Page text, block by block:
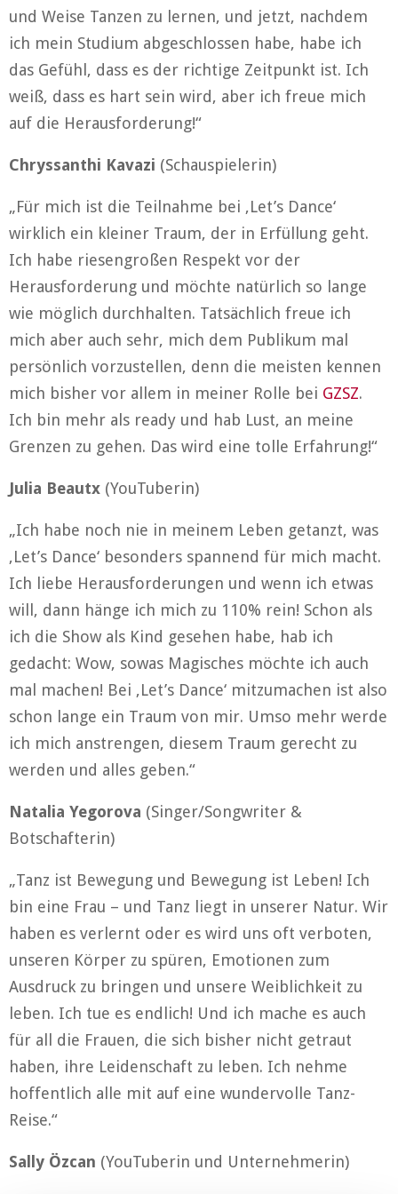
und Weise Tanzen zu lernen, und jetzt, nachdem
ich mein Studium abgeschlossen habe, habe ich
das Gefühl, dass es der richtige Zeitpunkt ist. Ich
weiß, dass es hart sein wird, aber ich freue mich
auf die Herausforderung!“
Chryssanthi Kavazi (Schauspielerin)
„Für mich ist die Teilnahme bei ‚Let’s Dance‘
wirklich ein kleiner Traum, der in Erfüllung geht.
Ich habe riesengroßen Respekt vor der
Herausforderung und möchte natürlich so lange
wie möglich durchhalten. Tatsächlich freue ich
mich aber auch sehr, mich dem Publikum mal
persönlich vorzustellen, denn die meisten kennen
mich bisher vor allem in meiner Rolle bei GZSZ.
Ich bin mehr als ready und hab Lust, an meine
Grenzen zu gehen. Das wird eine tolle Erfahrung!“
Julia Beautx (YouTuberin)
„Ich habe noch nie in meinem Leben getanzt, was
‚Let’s Dance‘ besonders spannend für mich macht.
Ich liebe Herausforderungen und wenn ich etwas
will, dann hänge ich mich zu 110% rein! Schon als
ich die Show als Kind gesehen habe, hab ich
gedacht: Wow, sowas Magisches möchte ich auch
mal machen! Bei ‚Let’s Dance‘ mitzumachen ist also
schon lange ein Traum von mir. Umso mehr werde
ich mich anstrengen, diesem Traum gerecht zu
werden und alles geben.“
Natalia Yegorova (Singer/Songwriter &
Botschafterin)
„Tanz ist Bewegung und Bewegung ist Leben! Ich
bin eine Frau – und Tanz liegt in unserer Natur. Wir
haben es verlernt oder es wird uns oft verboten,
unseren Körper zu spüren, Emotionen zum
Ausdruck zu bringen und unsere Weiblichkeit zu
leben. Ich tue es endlich! Und ich mache es auch
für all die Frauen, die sich bisher nicht getraut
haben, ihre Leidenschaft zu leben. Ich nehme
hoffentlich alle mit auf eine wundervolle Tanz-
Reise.“
Sally Özcan (YouTuberin und Unternehmerin)